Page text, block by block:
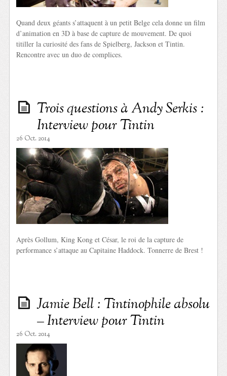
Quand deux géants s’attaquent à un petit Belge cela donne un film
d’animation en 3D à base de capture de mouvement. De quoi
titiller la curiosité des fans de Spielberg, Jackson et Tintin.
Rencontre avec un duo de complices.
Trois questions à Andy Serkis :
Interview pour Tintin
26 Oct. 2014
Après Gollum, King Kong et César, le roi de la capture de
performance s’attaque au Capitaine Haddock. Tonnerre de Brest !
Jamie Bell : Tintinophile absolu
– Interview pour Tintin
26 Oct. 2014